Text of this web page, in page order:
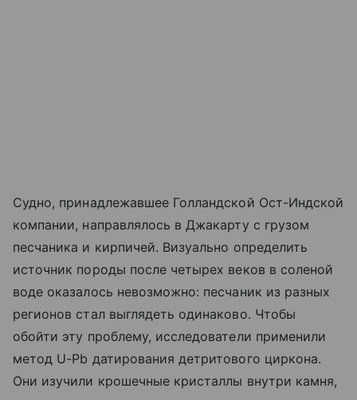
Судно, принадлежавшее Голландской Ост-Индской
компании, направлялось в Джакарту с грузом
песчаника и кирпичей. Визуально определить
источник породы после четырех веков в соленой
воде оказалось невозможно: песчаник из разных
регионов стал выглядеть одинаково. Чтобы
обойти эту проблему, исследователи применили
метод U-Pb датирования детритового циркона.
Они изучили крошечные кристаллы внутри камня,